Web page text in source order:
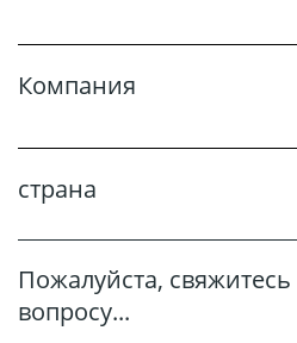
Компания
страна
Пожалуйста,
вопросу...